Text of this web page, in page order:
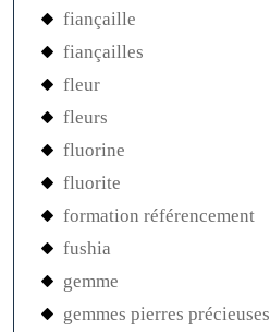
fiançaille
fiançailles
fleur
fleurs
fluorine
fluorite
formation référencement
fushia
gemme
gemmes pierres précieuses